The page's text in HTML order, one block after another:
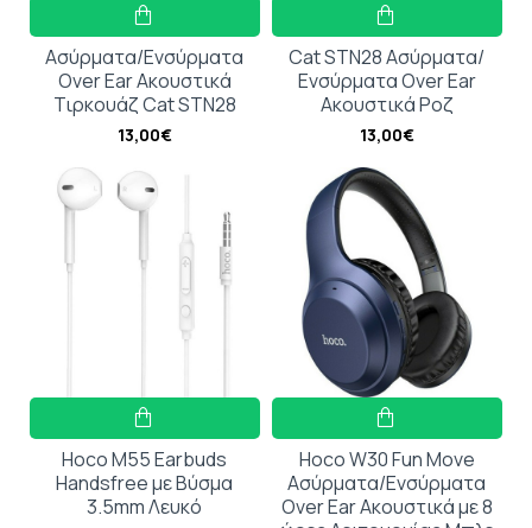
Ασύρματα/Ενσύρματα
Over Ear Ακουστικά
Τιρκουάζ Cat STN28
13,00€
Cat STN28 Ασύρματα/
Ενσύρματα Over Ear
Ακουστικά Ροζ
13,00€
Hoco M55 Earbuds
Handsfree με Βύσμα
3.5mm Λευκό
Hoco W30 Fun Move
Ασύρματα/Ενσύρματα
Over Ear Ακουστικά με 8